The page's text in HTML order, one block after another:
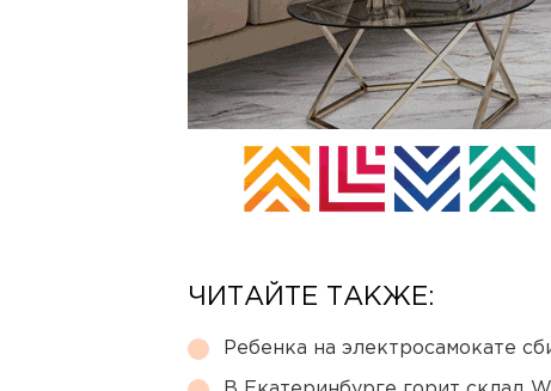
ЧИТАЙТЕ ТАКЖЕ:
Ребенка на электросамокате